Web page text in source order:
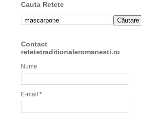
Cauta Retete
Contact
retetetraditionaleromanesti.ro
Nume
E-mail *